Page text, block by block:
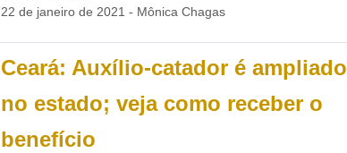
22 de janeiro de 2021 - Mônica Chagas
Ceará: Auxílio-catador é ampliado
no estado; veja como receber o
benefício